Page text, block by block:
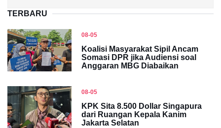
TERBARU
08-05
Koalisi Masyarakat Sipil Ancam
Somasi DPR jika Audiensi soal
Anggaran MBG Diabaikan
08-05
KPK Sita 8.500 Dollar Singapura
dari Ruangan Kepala Kanim
Jakarta Selatan